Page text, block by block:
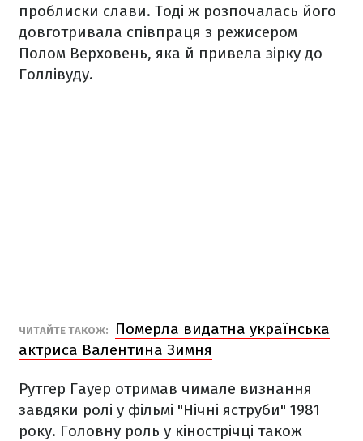
проблиски слави. Тоді ж розпочалась його
довготривала співпраця з режисером
Полом Верховень, яка й привела зірку до
Голлівуду.
ЧИТАЙТЕ ТАКОЖ:
Померла видатна українська
актриса Валентина Зимня
Рутгер Гауер отримав чимале визнання
завдяки ролі у фільмі "Нічні яструби" 1981
року. Головну роль у кінострічці також